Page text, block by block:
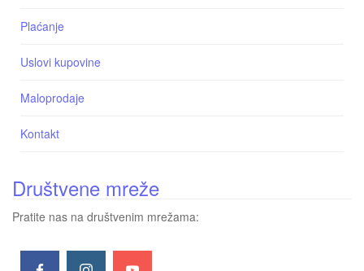
Plaćanje
Uslovi kupovine
Maloprodaje
Kontakt
Društvene mreže
Pratite nas na društvenim mrežama: